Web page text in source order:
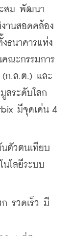
ะสม พัฒนา
านสอดคล้อง
ธนาคารแห่ง
ณะกรรมการ
ก.ล.ต.) และ
ลระดับโลก
มีจุดเด่น 4
ตัวตนเทียบ
นโลยีระบบ
รวดเร็ว มี